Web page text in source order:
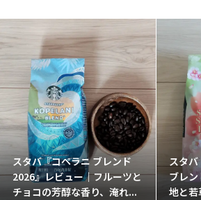
スタバ『コペラニ ブレンド
2026』レビュー｜フルーツと
チョコの芳醇な香り、淹れ...
スタ
ブレ
地と若